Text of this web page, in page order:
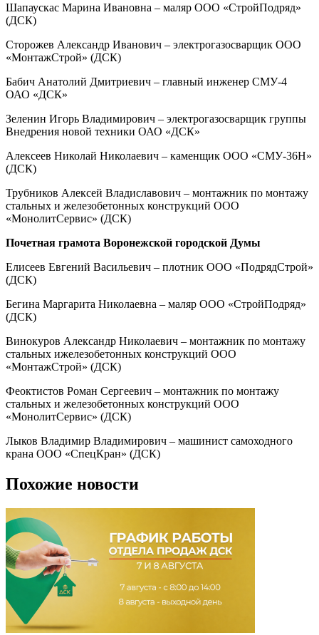
Шапаускас Марина Ивановна – маляр ООО «СтройПодряд»
(ДСК)
Сторожев Александр Иванович – электрогазосварщик ООО
«МонтажСтрой» (ДСК)
Бабич Анатолий Дмитриевич – главный инженер СМУ-4
ОАО «ДСК»
Зеленин Игорь Владимирович – электрогазосварщик группы
Внедрения новой техники ОАО «ДСК»
Алексеев Николай Николаевич – каменщик ООО «СМУ-36Н»
(ДСК)
Трубников Алексей Владиславович – монтажник по монтажу
стальных и железобетонных конструкций ООО
«МонолитСервис» (ДСК)
Почетная грамота Воронежской городской Думы
Елисеев Евгений Васильевич – плотник ООО «ПодрядСтрой»
(ДСК)
Бегина Маргарита Николаевна – маляр ООО «СтройПодряд»
(ДСК)
Винокуров Александр Николаевич – монтажник по монтажу
стальных ижелезобетонных конструкций ООО
«МонтажСтрой» (ДСК)
Феоктистов Роман Сергеевич – монтажник по монтажу
стальных и железобетонных конструкций ООО
«МонолитСервис» (ДСК)
Лыков Владимир Владимирович – машинист самоходного
крана ООО «СпецКран» (ДСК)
Похожие новости